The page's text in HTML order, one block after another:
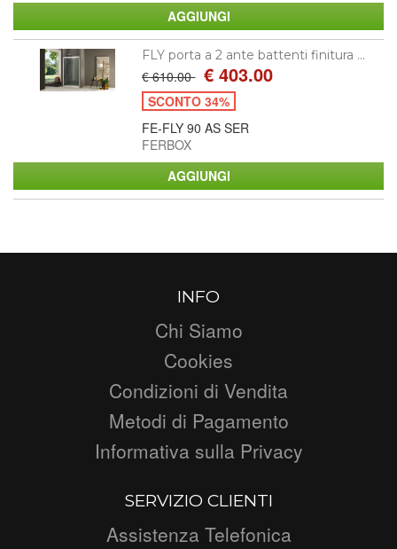
FLY porta a 2 ante battenti finitura ...
€ 610.00 € 403.00
SCONTO 34%
FE-FLY 90 AS SER
FERBOX
INFO
Chi Siamo
Cookies
Condizioni di Vendita
Metodi di Pagamento
Informativa sulla Privacy
SERVIZIO CLIENTI
Assistenza Telefonica